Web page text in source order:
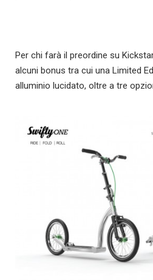
Per chi farà il preordine su
alcuni bonus tra cui una Limited
alluminio lucidato, oltre a tre